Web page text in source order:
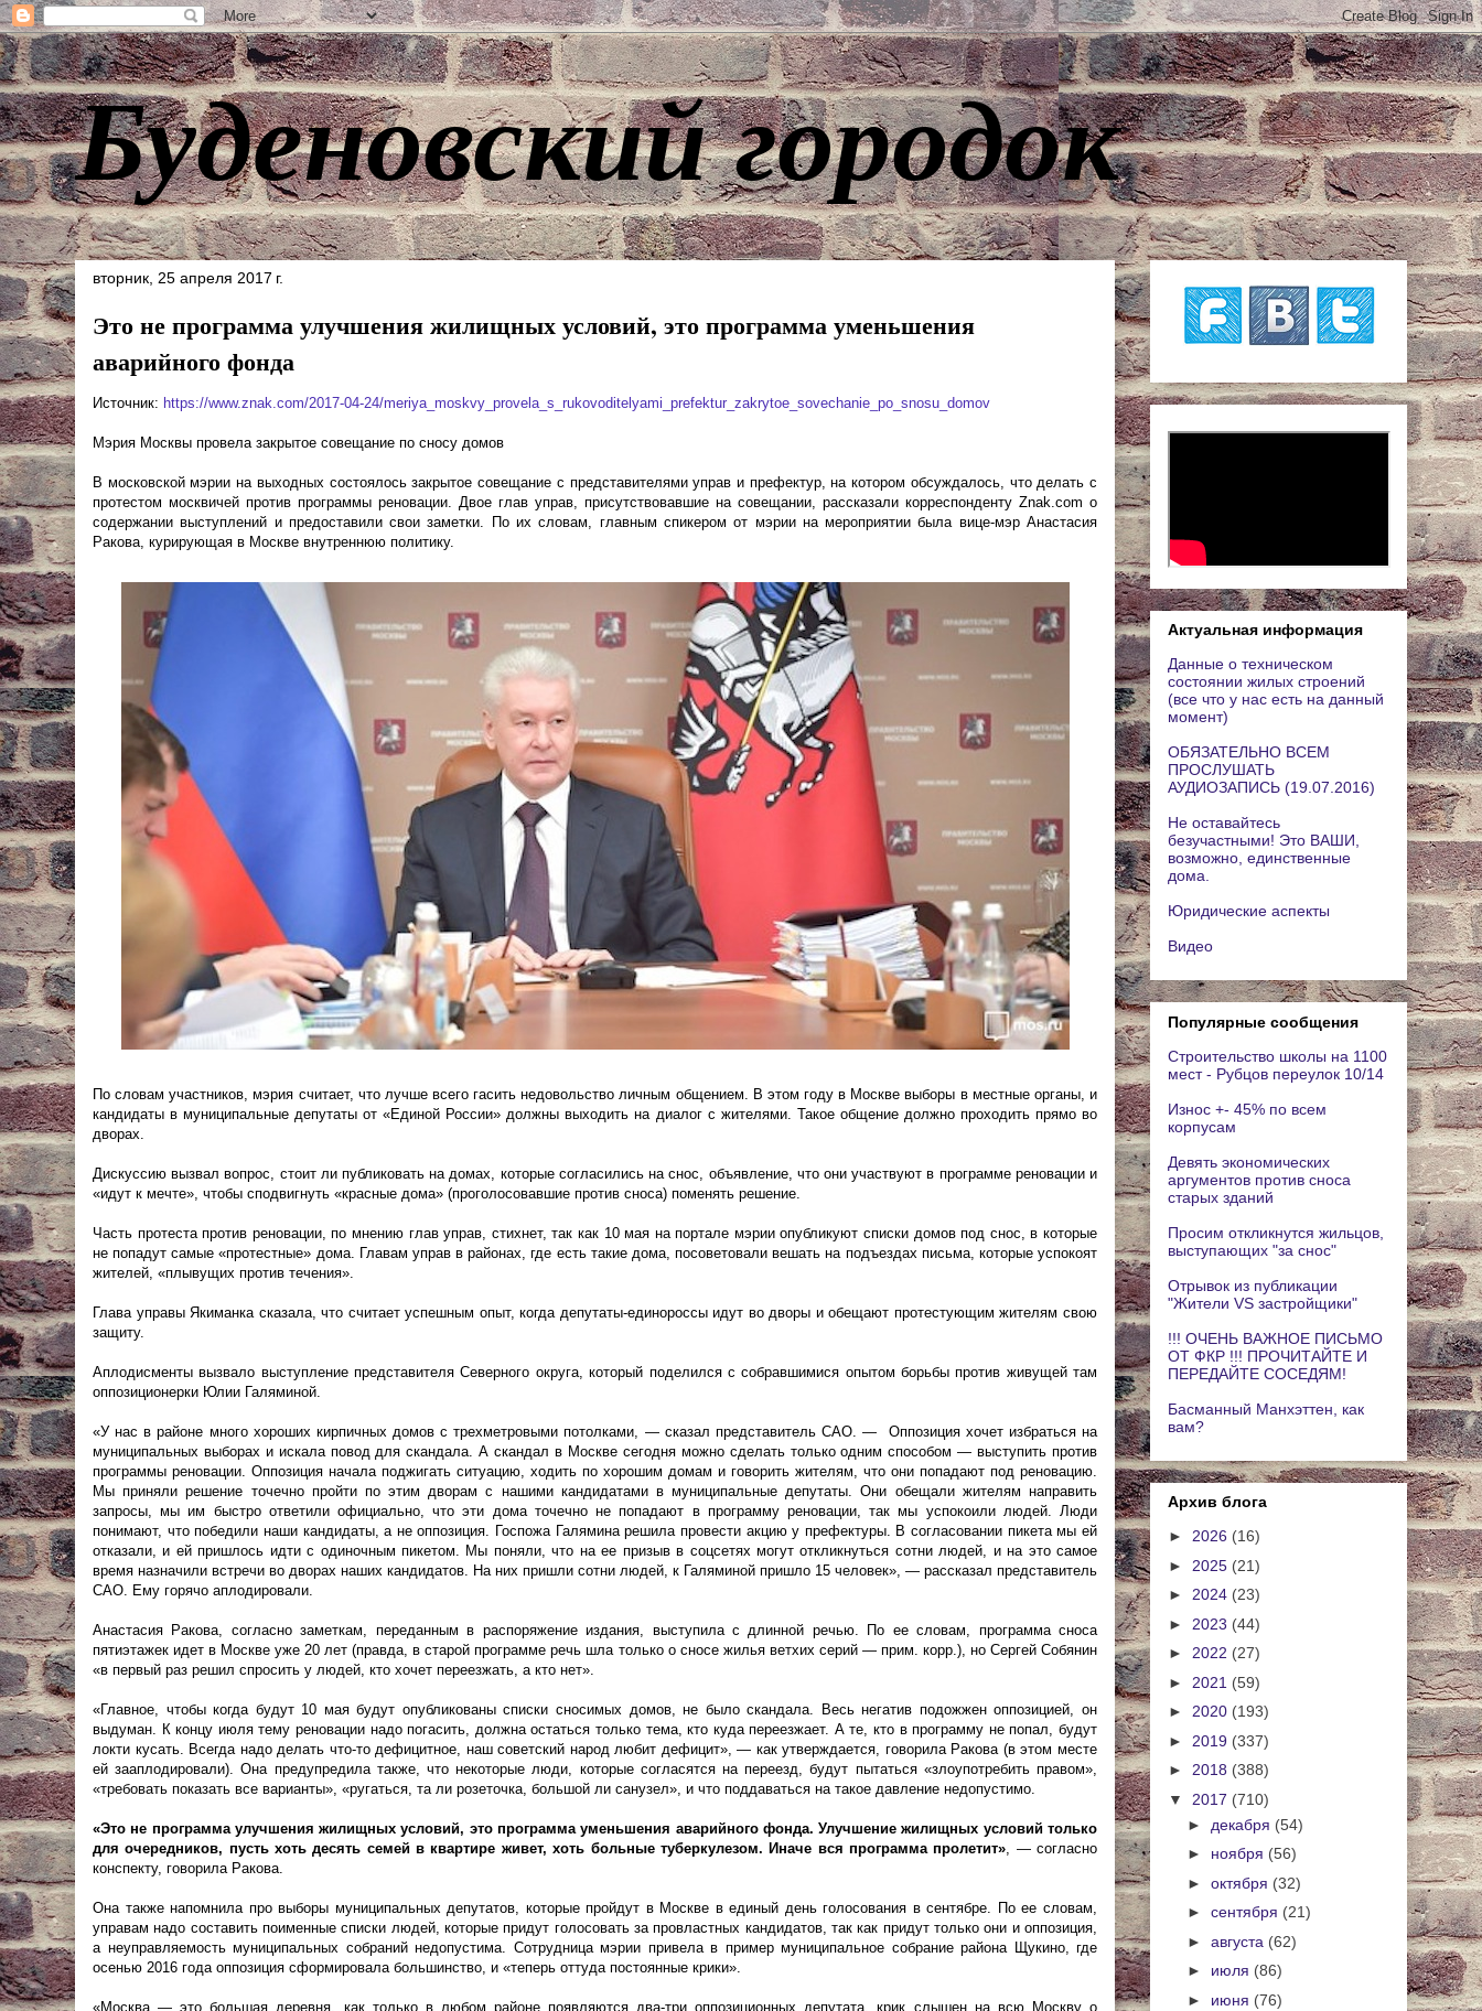
Буденовский городок
вторник, 25 апреля 2017 г.
Это не программа улучшения жилищных условий, это программа уменьшения
аварийного фонда
Источник: https://www.znak.com/2017-04-24/meriya_moskvy_provela_s_rukovoditelyami_prefektur_zakrytoe_sovechanie_po_snosu_domov
Мэрия Москвы провела закрытое совещание по сносу домов
В московской мэрии на выходных состоялось закрытое совещание с представителями управ и префектур, на котором обсуждалось, что делать с
протестом москвичей против программы реновации. Двое глав управ, присутствовавшие на совещании, рассказали корреспонденту Znak.com о
содержании выступлений и предоставили свои заметки. По их словам, главным спикером от мэрии на мероприятии была вице-мэр Анастасия
Ракова, курирующая в Москве внутреннюю политику.
По словам участников, мэрия считает, что лучше всего гасить недовольство личным общением. В этом году в Москве выборы в местные органы, и
кандидаты в муниципальные депутаты от «Единой России» должны выходить на диалог с жителями. Такое общение должно проходить прямо во
дворах.
Дискуссию вызвал вопрос, стоит ли публиковать на домах, которые согласились на снос, объявление, что они участвуют в программе реновации и
«идут к мечте», чтобы сподвигнуть «красные дома» (проголосовавшие против сноса) поменять решение.
Часть протеста против реновации, по мнению глав управ, стихнет, так как 10 мая на портале мэрии опубликуют списки домов под снос, в которые
не попадут самые «протестные» дома. Главам управ в районах, где есть такие дома, посоветовали вешать на подъездах письма, которые успокоят
жителей, «плывущих против течения».
Глава управы Якиманка сказала, что считает успешным опыт, когда депутаты-единороссы идут во дворы и обещают протестующим жителям свою
защиту.
Аплодисменты вызвало выступление представителя Северного округа, который поделился с собравшимися опытом борьбы против живущей там
оппозиционерки Юлии Галяминой.
«У нас в районе много хороших кирпичных домов с трехметровыми потолками, — сказал представитель САО. — Оппозиция хочет избраться на
муниципальных выборах и искала повод для скандала. А скандал в Москве сегодня можно сделать только одним способом — выступить против
программы реновации. Оппозиция начала поджигать ситуацию, ходить по хорошим домам и говорить жителям, что они попадают под реновацию.
Мы приняли решение точечно пройти по этим дворам с нашими кандидатами в муниципальные депутаты. Они обещали жителям направить
запросы, мы им быстро ответили официально, что эти дома точечно не попадают в программу реновации, так мы успокоили людей. Люди
понимают, что победили наши кандидаты, а не оппозиция. Госпожа Галямина решила провести акцию у префектуры. В согласовании пикета мы ей
отказали, и ей пришлось идти с одиночным пикетом. Мы поняли, что на ее призыв в соцсетях могут откликнуться сотни людей, и на это самое
время назначили встречи во дворах наших кандидатов. На них пришли сотни людей, к Галяминой пришло 15 человек», — рассказал представитель
САО. Ему горячо аплодировали.
Анастасия Ракова, согласно заметкам, переданным в распоряжение издания, выступила с длинной речью. По ее словам, программа сноса
пятиэтажек идет в Москве уже 20 лет (правда, в старой программе речь шла только о сносе жилья ветхих серий — прим. корр.), но Сергей Собянин
«в первый раз решил спросить у людей, кто хочет переезжать, а кто нет».
«Главное, чтобы когда будут 10 мая будут опубликованы списки сносимых домов, не было скандала. Весь негатив подожжен оппозицией, он
выдуман. К концу июля тему реновации надо погасить, должна остаться только тема, кто куда переезжает. А те, кто в программу не попал, будут
локти кусать. Всегда надо делать что-то дефицитное, наш советский народ любит дефицит», — как утверждается, говорила Ракова (в этом месте
ей зааплодировали). Она предупредила также, что некоторые люди, которые согласятся на переезд, будут пытаться «злоупотребить правом»,
«требовать показать все варианты», «ругаться, та ли розеточка, большой ли санузел», и что поддаваться на такое давление недопустимо.
«Это не программа улучшения жилищных условий, это программа уменьшения аварийного фонда. Улучшение жилищных условий только
для очередников, пусть хоть десять семей в квартире живет, хоть больные туберкулезом. Иначе вся программа пролетит», — согласно
конспекту, говорила Ракова.
Она также напомнила про выборы муниципальных депутатов, которые пройдут в Москве в единый день голосования в сентябре. По ее словам,
управам надо составить поименные списки людей, которые придут голосовать за провластных кандидатов, так как придут только они и оппозиция,
а неуправляемость муниципальных собраний недопустима. Сотрудница мэрии привела в пример муниципальное собрание района Щукино, где
осенью 2016 года оппозиция сформировала большинство, и «теперь оттуда постоянные крики».
«Москва — это большая деревня, как только в любом районе появляются два-три оппозиционных депутата, крик слышен на всю Москву о
Актуальная информация
Данные о техническом
состоянии жилых строений
(все что у нас есть на данный
момент)
ОБЯЗАТЕЛЬНО ВСЕМ
ПРОСЛУШАТЬ
АУДИОЗАПИСЬ (19.07.2016)
Не оставайтесь
безучастными! Это ВАШИ,
возможно, единственные
дома.
Юридические аспекты
Видео
Популярные сообщения
Строительство школы на 1100
мест - Рубцов переулок 10/14
Износ +- 45% по всем
корпусам
Девять экономических
аргументов против сноса
старых зданий
Просим откликнутся жильцов,
выступающих "за снос"
Отрывок из публикации
"Жители VS застройщики"
!!! ОЧЕНЬ ВАЖНОЕ ПИСЬМО
ОТ ФКР !!! ПРОЧИТАЙТЕ И
ПЕРЕДАЙТЕ СОСЕДЯМ!
Басманный Манхэттен, как
вам?
Архив блога
► 2026 (16)
► 2025 (21)
► 2024 (23)
► 2023 (44)
► 2022 (27)
► 2021 (59)
► 2020 (193)
► 2019 (337)
► 2018 (388)
▼ 2017 (710)
► декабря (54)
► ноября (56)
► октября (32)
► сентября (21)
► августа (62)
► июля (86)
► июня (76)